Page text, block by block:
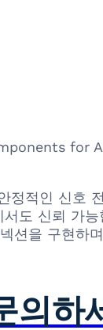
for
적인 신호
도 신뢰 가
션을 구현하
의하